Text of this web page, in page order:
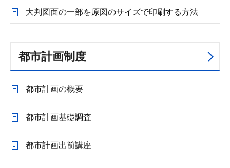
大判図面の一部を原図のサイズで印刷する方法
都市計画制度
都市計画の概要
都市計画基礎調査
都市計画出前講座